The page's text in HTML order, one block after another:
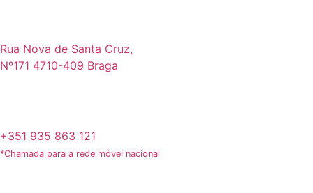
Rua Nova de Santa Cruz,
Nº171 4710-409 Braga
+351 935 863 121
*Chamada para a rede móvel nacional